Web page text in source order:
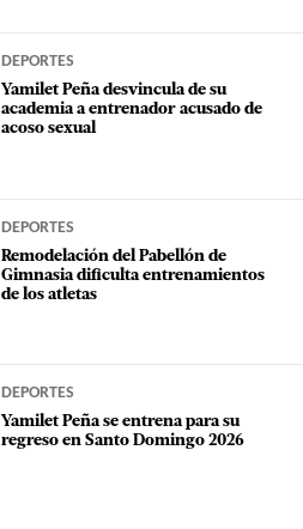
DEPORTES
Yamilet Peña desvincula de su
academia a entrenador acusado de
acoso sexual
DEPORTES
Remodelación del Pabellón de
Gimnasia dificulta entrenamientos
de los atletas
DEPORTES
Yamilet Peña se entrena para su
regreso en Santo Domingo 2026